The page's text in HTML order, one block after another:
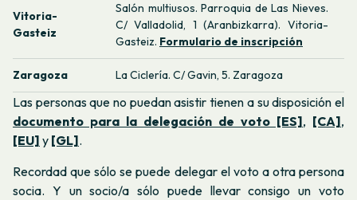
Vitoria-
Gasteiz
Salón multiusos. Parroquia de Las Nieves.
C/ Valladolid, 1 (Aranbizkarra). Vitoria-
Gasteiz. Formulario de inscripción
Zaragoza La Ciclería. C/ Gavin, 5. Zaragoza
Las personas que no puedan asistir tienen a su disposición el
documento para la delegación de voto [ES], [CA],
[EU] y [GL].
Recordad que sólo se puede delegar el voto a otra persona
socia. Y un socio/a sólo puede llevar consigo un voto